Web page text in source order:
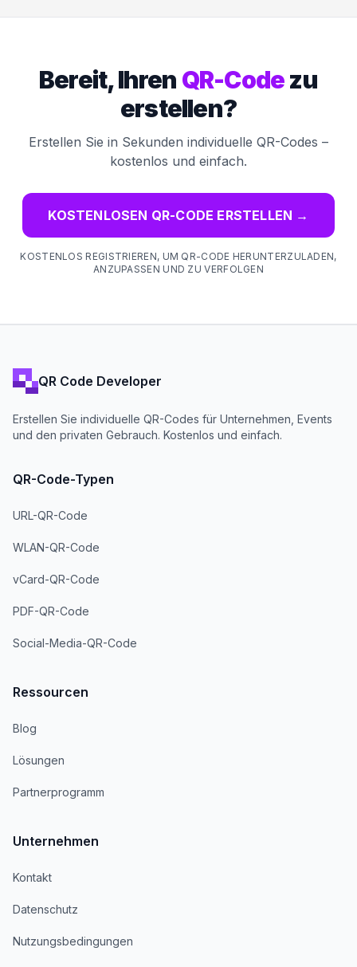
Bereit, Ihren QR-Codezu
erstellen?
Erstellen Sie in Sekunden individuelle QR-Codes –
kostenlos und einfach.
KOSTENLOSEN QR-CODE ERSTELLEN →
KOSTENLOS REGISTRIEREN, UM QR-CODE HERUNTERZULADEN,
ANZUPASSEN UND ZU VERFOLGEN
QR Code Developer
Erstellen Sie individuelle QR-Codes für Unternehmen, Events
und den privaten Gebrauch. Kostenlos und einfach.
QR-Code-Typen
URL-QR-Code
WLAN-QR-Code
vCard-QR-Code
PDF-QR-Code
Social-Media-QR-Code
Ressourcen
Blog
Lösungen
Partnerprogramm
Unternehmen
Kontakt
Datenschutz
Nutzungsbedingungen